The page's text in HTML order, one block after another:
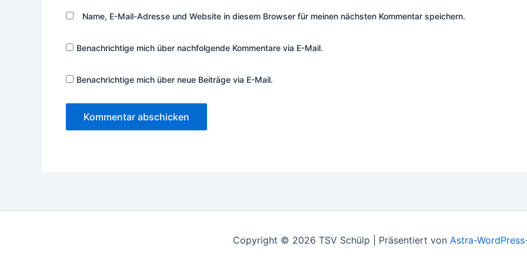
Name, E-Mail-Adresse und Website in diesem Browser für meinen nächsten Kommentar speichern.
Benachrichtige mich über nachfolgende Kommentare via E-Mail.
Benachrichtige mich über neue Beiträge via E-Mail.
Copyright © 2026 TSV Schülp | Präsentiert von Astra-